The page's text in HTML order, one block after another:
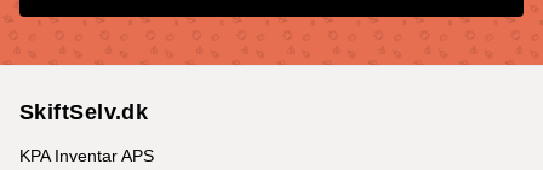
SkiftSelv.dk
KPA Inventar APS